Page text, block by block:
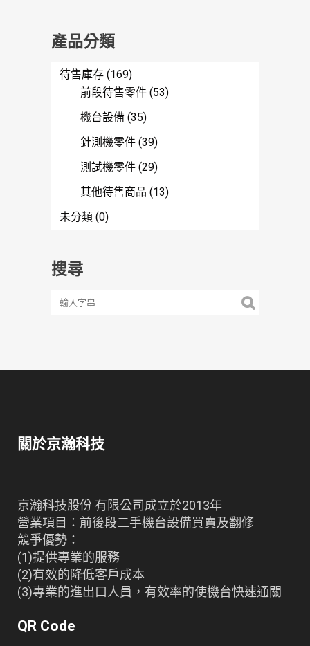
產品分類
待售庫存 (169)
前段待售零件 (53)
機台設備 (35)
針測機零件 (39)
測試機零件 (29)
其他待售商品 (13)
未分類 (0)
搜尋
關於京瀚科技
京瀚科技股份 有限公司成立於2013年
營業項目：前後段二手機台設備買賣及翻修
競爭優勢：
(1)提供專業的服務
(2)有效的降低客戶成本
(3)專業的進出口人員，有效率的使機台快速通關
QR Code